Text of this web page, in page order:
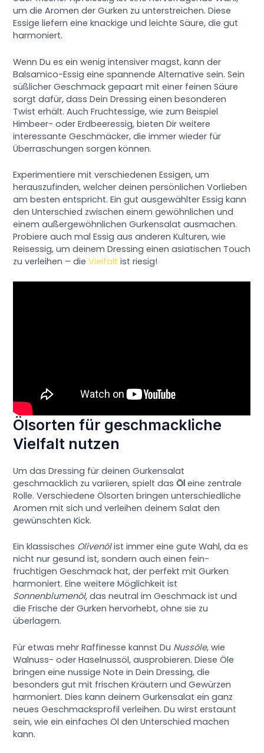
um die Aromen der Gurken zu unterstreichen. Diese
Essige liefern eine knackige und leichte Säure, die gut
harmoniert.
Wenn Du es ein wenig intensiver magst, kann der
Balsamico-Essig eine spannende Alternative sein. Sein
süßlicher Geschmack gepaart mit einer feinen Säure
sorgt dafür, dass Dein Dressing einen besonderen
Twist erhält. Auch Fruchtessige, wie zum Beispiel
Himbeer- oder Erdbeeressig, bieten Dir weitere
interessante Geschmäcker, die immer wieder für
Überraschungen sorgen können.
Experimentiere mit verschiedenen Essigen, um
herauszufinden, welcher deinen persönlichen Vorlieben
am besten entspricht. Ein gut ausgewählter Essig kann
den Unterschied zwischen einem gewöhnlichen und
einem außergewöhnlichen Gurkensalat ausmachen.
Probiere auch mal Essig aus anderen Kulturen, wie
Reisessig, um deinem Dressing einen asiatischen Touch
zu verleihen – dieVielfalt ist riesig!
Ölsorten für geschmackliche
Vielfalt nutzen
Um das Dressing für deinen Gurkensalat
geschmacklich zu variieren, spielt dasÖl eine zentrale
Rolle. Verschiedene Ölsorten bringen unterschiedliche
Aromen mit sich und verleihen deinem Salat den
gewünschten Kick.
Ein klassisches Olivenölist immer eine gute Wahl, da es
nicht nur gesund ist, sondern auch einen fein-
fruchtigen Geschmack hat, der perfekt mit Gurken
harmoniert. Eine weitere Möglichkeit ist
Sonnenblumenöl, das neutral im Geschmack ist und
die Frische der Gurken hervorhebt, ohne sie zu
überlagern.
Für etwas mehr Raffinesse kannst Du Nussöle, wie
Walnuss- oder Haselnussöl, ausprobieren. Diese Öle
bringen eine nussige Note in Dein Dressing, die
besonders gut mit frischen Kräutern und Gewürzen
harmoniert. Dies kann deinem Gurkensalat ein ganz
neues Geschmacksprofil verleihen. Du wirst erstaunt
sein, wie ein einfaches Öl den Unterschied machen
kann.